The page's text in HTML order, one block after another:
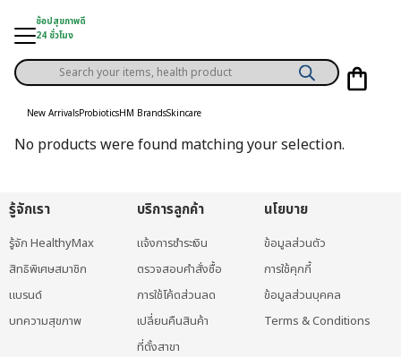
content
ช้อปสุขภาพดี
24 ชั่วโมง
Solution
Privilege
Content
Products
search
New ArrivalsProbioticsHM BrandsSkincare
No products were found matching your selection.
รู้จักเรา
รู้จัก HealthyMax
สิทธิพิเศษสมาชิก
แบรนด์
บทความสุขภาพ
บริการลูกค้า
แจ้งการชำระเงิน
ตรวจสอบคำสั่งซื้อ
การใช้โค้ดส่วนลด
เปลี่ยนคืนสินค้า
ที่ตั้งสาขา
นโยบาย
ข้อมูลส่วนตัว
การใช้คุกกี้
ข้อมูลส่วนบุคคล
Terms & Conditions